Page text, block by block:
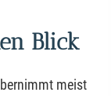
Blick
meist